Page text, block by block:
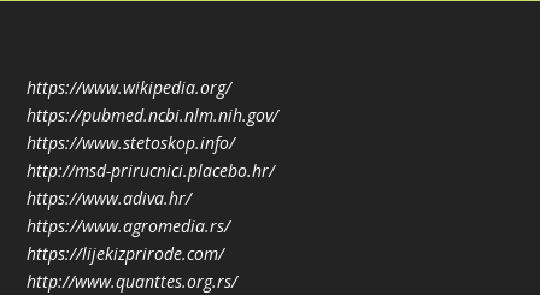
https://www.wikipedia.org/
https://pubmed.ncbi.nlm.nih.gov/
https://www.stetoskop.info/
http://msd-prirucnici.placebo.hr/
https://www.adiva.hr/
https://www.agromedia.rs/
https://lijekizprirode.com/
http://www.quanttes.org.rs/